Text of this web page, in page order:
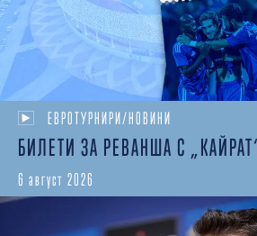
ЕВРОТУРНИРИ/НОВИНИ
БИЛЕТИ ЗА РЕВАНША С
6 август 2026